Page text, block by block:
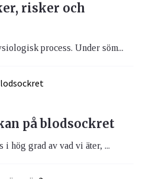
risker och
process. Under söm...
på blodsockret
i hög grad av vad vi äter, ...